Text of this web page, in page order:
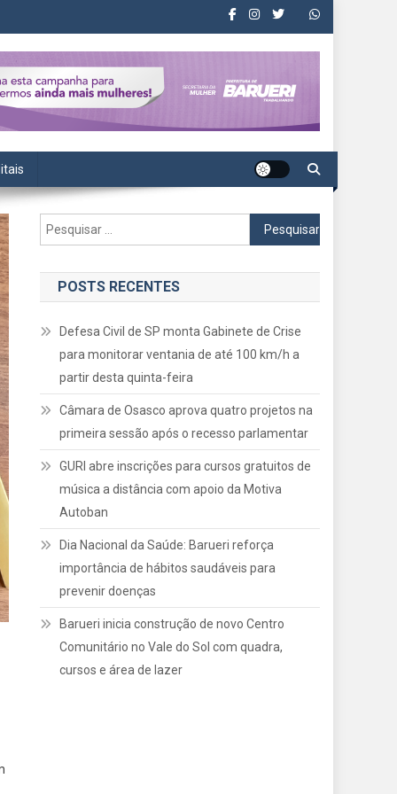
Pesquisar
por:
POSTS RECENTES
Defesa Civil de SP monta Gabinete de Crise
para monitorar ventania de até 100 km/h a
partir desta quinta-feira
Câmara de Osasco aprova quatro projetos na
primeira sessão após o recesso parlamentar
GURI abre inscrições para cursos gratuitos de
música a distância com apoio da Motiva
Autoban
Dia Nacional da Saúde: Barueri reforça
importância de hábitos saudáveis para
prevenir doenças
Barueri inicia construção de novo Centro
Comunitário no Vale do Sol com quadra,
cursos e área de lazer